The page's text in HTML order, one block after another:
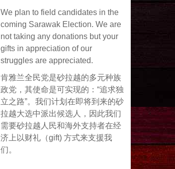
We plan to field candidates in the
coming Sarawak Election. We are
not taking any donations but your
gifts in appreciation of our
struggles are appreciated.
肯雅兰全民党是砂拉越的多元种族
政党，其使命是可实现的：“追求独
立之路”。我们计划在即将到来的砂
拉越大选中派出候选人，因此我们
需要砂拉越人民和海外支持者在经
济上以财礼（gift) 方式来支援我
们。